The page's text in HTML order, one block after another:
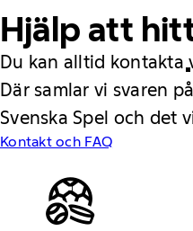
Hjälp att
Du kan alltid kontakta
Där samlar vi svaren
Svenska Spel och det
Kontakt och FAQ